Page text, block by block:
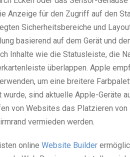
Anzeige für den Zugriff auf den
Sicherheitsbereiche und
basierend auf dem Gerät und
Inhalte wie die Statusleiste, die
überlappen. Apple
um eine breitere
wurde, sind aktuelle Apple-Geräte
von Websites das Platzieren
vermieden werden.
online Website Builder